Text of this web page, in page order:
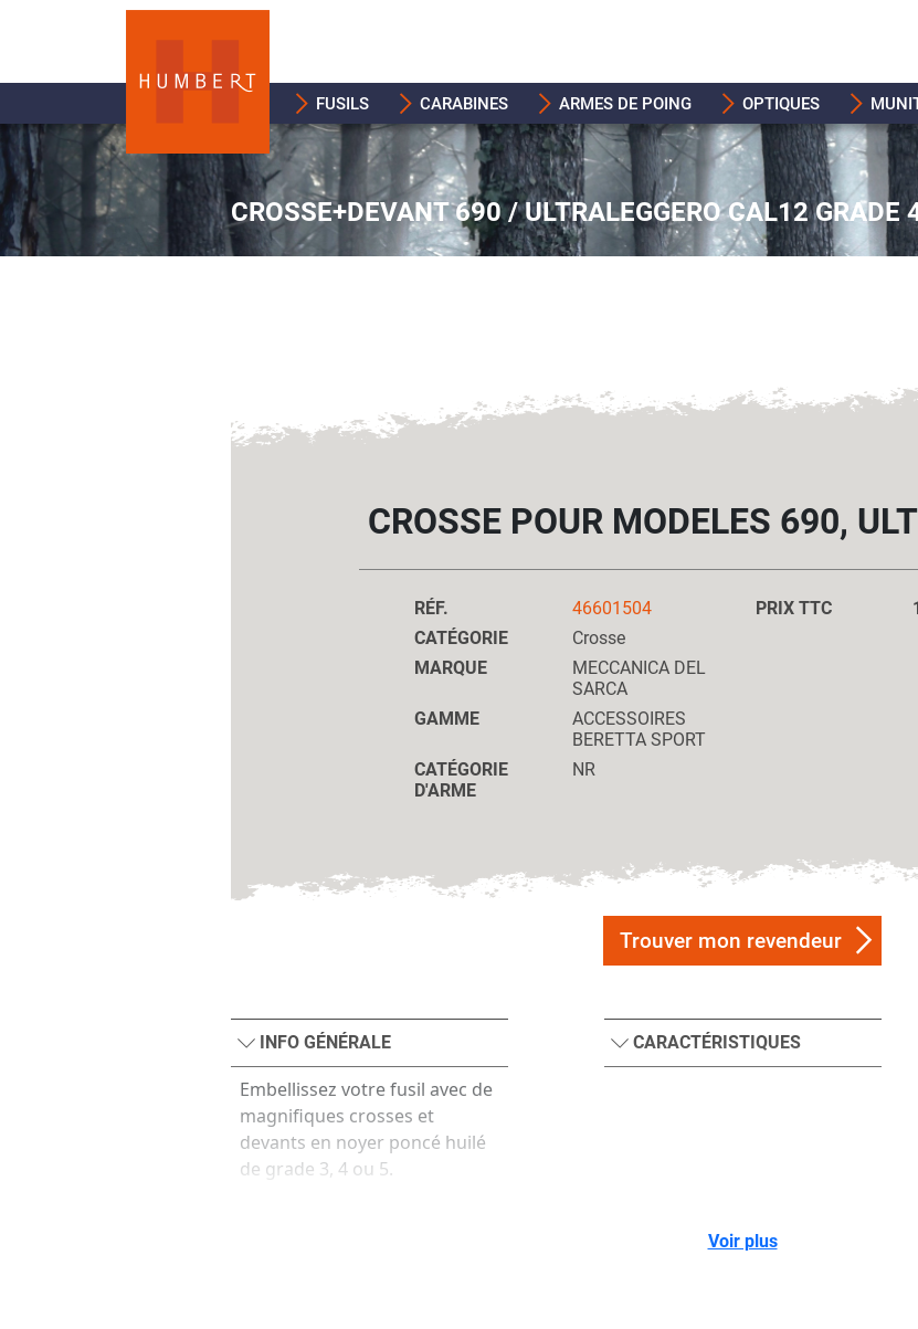
FUSILS CARABINES ARMES DE POING OPTIQUES
CROSSE+DEVANT 690 / ULTRALEGGERO CAL12 GRADE
CROSSE POUR MODELES 690,
RÉF.
46601504
CATÉGORIE
Crosse
MARQUE
MECCANICA DEL
SARCA
GAMME
ACCESSOIRES
BERETTA SPORT
CATÉGORIE
D'ARME
NR
PRIX TTC
Trouver mon revendeur
INFO GÉNÉRALE
Embellissez votre fusil avec de
magnifiques crosses et
devants en noyer poncé huilé
de grade 3, 4 ou 5.
CARACTÉRISTIQUES
Voir plus